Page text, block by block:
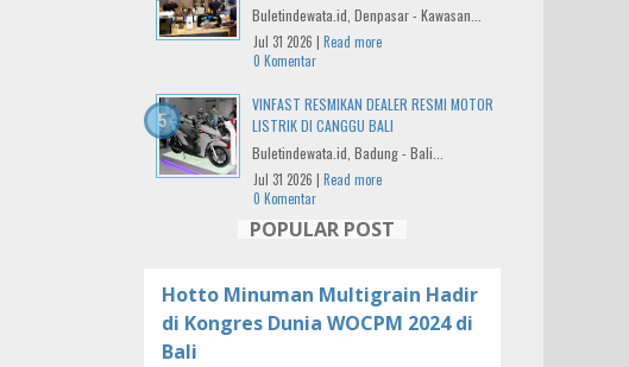
Buletindewata.id, Denpasar - Kawasan...
Jul 31 2026 | Read more
0 Komentar
VINFAST RESMIKAN DEALER RESMI MOTOR
LISTRIK DI CANGGU BALI
Buletindewata.id, Badung - Bali...
Jul 31 2026 | Read more
0 Komentar
POPULAR POST
Hotto Minuman Multigrain Hadir
di Kongres Dunia WOCPM 2024 di
Bali